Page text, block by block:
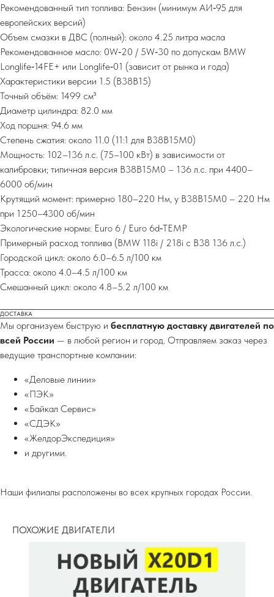
Рекомендованный тип топлива: Бензин (минимум АИ‑95 для
европейских версий)
Объем смазки в ДВС (полный): около 4.25 литра масла
Рекомендованное масло: 0W‑20 / 5W‑30 по допускам BMW
Longlife‑14FE+ или Longlife‑01 (зависит от рынка и года)
Характеристики версии 1.5 (B38B15)
Точный объём: 1499 см³
Диаметр цилиндра: 82.0 мм
Ход поршня: 94.6 мм
Степень сжатия: около 11.0 (11:1 для B38B15M0)
Мощность: 102–136 л.с. (75–100 кВт) в зависимости от
калибровки; типичная версия B38B15M0 – 136 л.с. при 4400–
6000 об/мин
Крутящий момент: примерно 180–220 Нм, у B38B15M0 – 220 Нм
при 1250–4300 об/мин
Экологические нормы: Euro 6 / Euro 6d‑TEMP
Примерный расход топлива (BMW 118i / 218i с B38 136 л.с.)
Городской цикл: около 6.0–6.5 л/100 км
Трасса: около 4.0–4.5 л/100 км
Смешанный цикл: около 4.8–5.2 л/100 км
ДОСТАВКА
Мы организуем быструю и бесплатную доставку двигателей по
всей России — в любой регион и город. Отправляем заказ через
ведущие транспортные компании:
«Деловые линии»
«ПЭК»
«Байкал Сервис»
«СДЭК»
«ЖелдорЭкспедиция»
и другими.
Наши филиалы расположены во всех крупных городах России.
ПОХОЖИЕ ДВИГАТЕЛИ